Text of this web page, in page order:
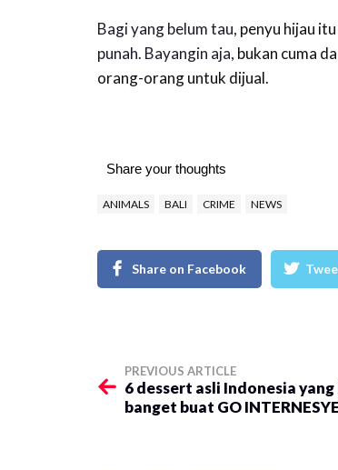
Bagi yang belum tau, penyu hijau
punah. Bayangin aja, bukan cuma
orang-orang untuk dijual.
Share your thoughts
ANIMALS BALI CRIME NEWS
Share on Facebook
PREVIOUS ARTICLE
6 dessert asli Indonesia
banget buat GO